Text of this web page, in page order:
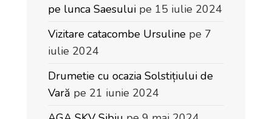
pe lunca Saesului pe 15 iulie 2024
Vizitare catacombe Ursuline pe 7
iulie 2024
Drumetie cu ocazia Solstițiului de
Vară pe 21 iunie 2024